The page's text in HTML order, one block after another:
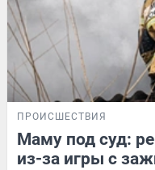
ПРОИСШЕСТВИЯ
Маму под суд:
из-за игры с